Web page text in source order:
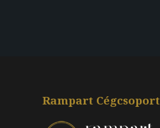
Rampart Cégcsoport